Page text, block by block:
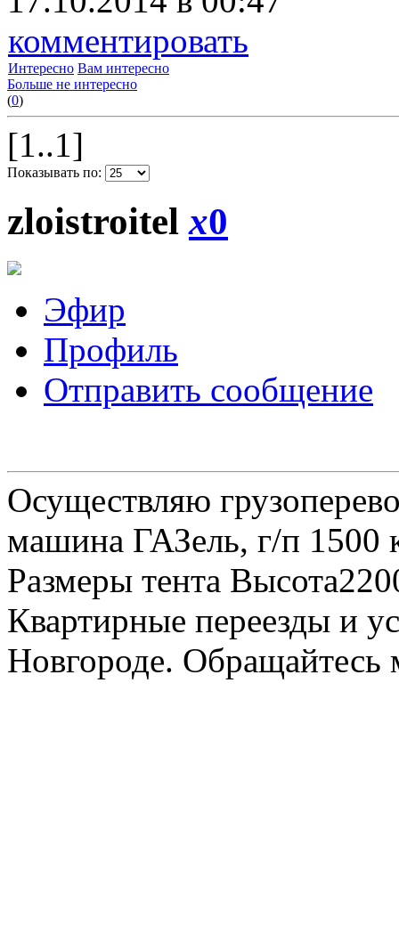
комментировать
Интересно Вам интересно
Больше не интересно
(0)
[1..1]
Показывать по:
zloistroitelx0
Эфир
Профиль
Отправить сообщение
Осуществляю
машина ГАЗель, г/п 1500
Размеры тента
Квартирные переезды и
Новгороде.